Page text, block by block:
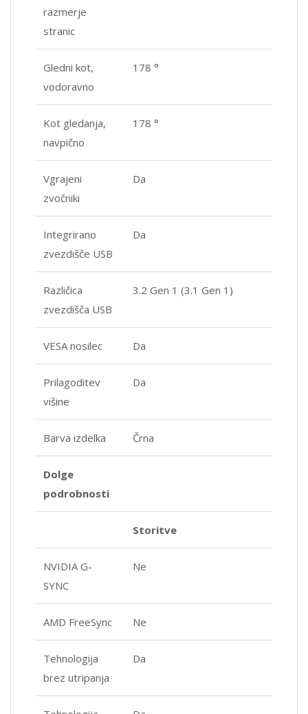
razmerje
stranic
Gledni kot,
vodoravno
178 °
Kot gledanja,
navpično
178 °
Vgrajeni
zvočniki
Da
Integrirano
zvezdišče USB
Da
Različica
zvezdišča USB
3.2 Gen 1 (3.1 Gen 1)
VESA nosilec Da
Prilagoditev
višine
Da
Barva izdelka Črna
Dolge
podrobnosti
Storitve
NVIDIA G-
SYNC
Ne
AMD FreeSync Ne
Tehnologija
brez utripanja
Da